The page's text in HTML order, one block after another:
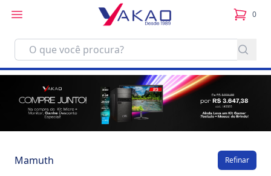
0
itens
Mamuth Refinar